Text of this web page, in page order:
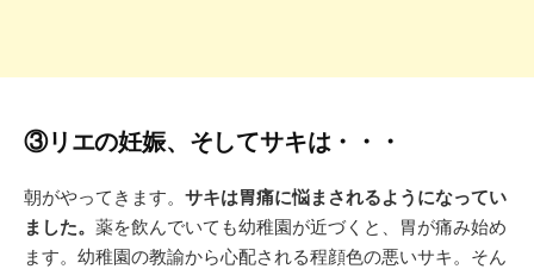
③リエの妊娠、そしてサキは・・・
朝がやってきます。 サキは胃痛に悩まされるようになってい
ました。 薬を飲んでいても幼稚園が近づくと、胃が痛み始め
ます。幼稚園の教諭から心配される程顔色の悪いサキ。そん